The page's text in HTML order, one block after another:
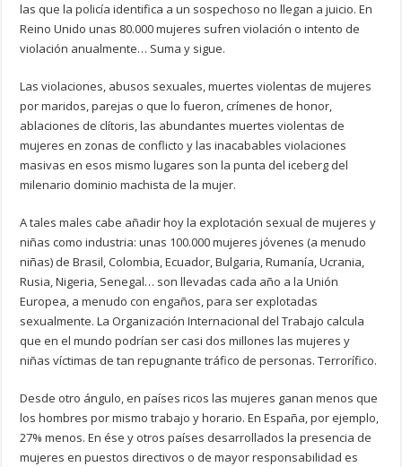
las que la policía identifica a un sospechoso no llegan a juicio. En
Reino Unido unas 80.000 mujeres sufren violación o intento de
violación anualmente… Suma y sigue.
Las violaciones, abusos sexuales, muertes violentas de mujeres
por maridos, parejas o que lo fueron, crímenes de honor,
ablaciones de clítoris, las abundantes muertes violentas de
mujeres en zonas de conflicto y las inacabables violaciones
masivas en esos mismo lugares son la punta del iceberg del
milenario dominio machista de la mujer.
A tales males cabe añadir hoy la explotación sexual de mujeres y
niñas como industria: unas 100.000 mujeres jóvenes (a menudo
niñas) de Brasil, Colombia, Ecuador, Bulgaria, Rumanía, Ucrania,
Rusia, Nigeria, Senegal… son llevadas cada año a la Unión
Europea, a menudo con engaños, para ser explotadas
sexualmente. La Organización Internacional del Trabajo calcula
que en el mundo podrían ser casi dos millones las mujeres y
niñas víctimas de tan repugnante tráfico de personas. Terrorífico.
Desde otro ángulo, en países ricos las mujeres ganan menos que
los hombres por mismo trabajo y horario. En España, por ejemplo,
27% menos. En ése y otros países desarrollados la presencia de
mujeres en puestos directivos o de mayor responsabilidad es